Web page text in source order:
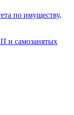
по имуществу,
и самозанятых